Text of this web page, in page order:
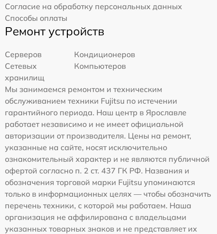
Согласие на обработку персональных данных
Способы оплаты
Ремонт устройств
Серверов
Кондиционеров
Сетевых
хранилищ
Компьютеров
Мы занимаемся ремонтом и техническим
обслуживанием техники Fujitsu по истечении
гарантийного периода. Наш центр в Ярославле
работает независимо и не имеет официальной
авторизации от производителя. Цены на ремонт,
указанные на сайте, носят исключительно
ознакомительный характер и не являются публичной
офертой согласно п. 2 ст. 437 ГК РФ. Названия и
обозначения торговой марки Fujitsu упоминаются
только в информационных целях — чтобы обозначить
перечень техники, с которой мы работаем. Наша
организация не аффилирована с владельцами
указанных товарных знаков и не представляет их